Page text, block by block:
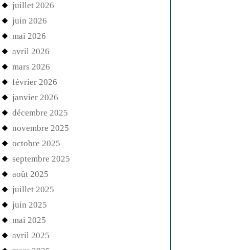
juillet 2026
juin 2026
mai 2026
avril 2026
mars 2026
février 2026
janvier 2026
décembre 2025
novembre 2025
octobre 2025
septembre 2025
août 2025
juillet 2025
juin 2025
mai 2025
avril 2025